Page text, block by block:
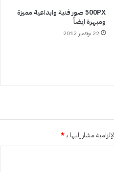
500PX صور فنية وابداعية مميزة
ومبهرة ايضاً
22 نوفمبر 2012
مشار إليها بـ*